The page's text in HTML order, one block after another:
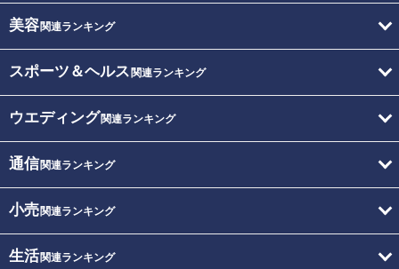
美容関連ランキング
スポーツ＆ヘルス 関連ランキング
ウエディング関連ランキング
通信関連ランキング
小売関連ランキング
生活関連ランキング